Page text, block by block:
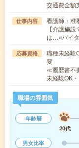
交通費全額
仕事内容
看護師・准
【介護施
は…○バイ
応募資格
職種未経験
要
≪履歴書不
未経験OK
職場の雰囲気
年齢層
20代
男女比率